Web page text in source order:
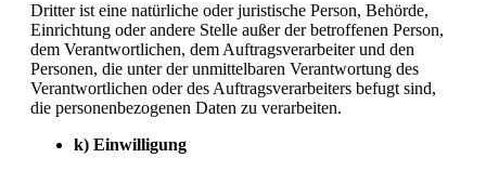
Dritter ist eine natürliche oder juristische Person, Behörde,
Einrichtung oder andere Stelle außer der betroffenen Person,
dem Verantwortlichen, dem Auftragsverarbeiter und den
Personen, die unter der unmittelbaren Verantwortung des
Verantwortlichen oder des Auftragsverarbeiters befugt sind,
die personenbezogenen Daten zu verarbeiten.
k) Einwilligung